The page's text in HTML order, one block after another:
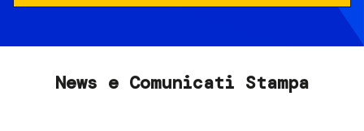
News e Comunicati Stampa